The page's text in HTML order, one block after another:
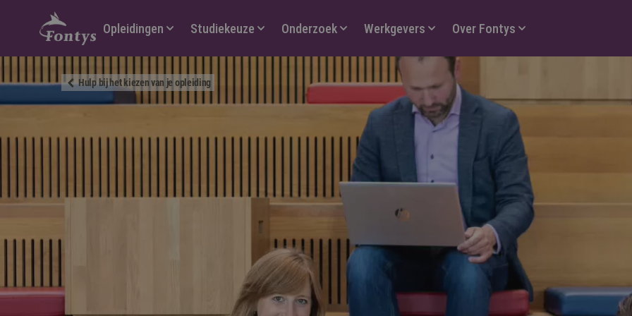
Hoofdmenu
Opleidingen Studiekeuze Onderzoek Werkgevers Over Fontys
Hulp bij het kiezen van je opleiding